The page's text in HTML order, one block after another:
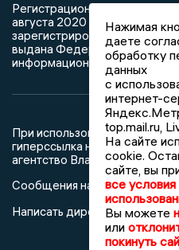
Регистрационный номер:
августа 2020 г. согласно
зарегистрированных
выдана Федеральной
информационных
При использовании любого
гиперссылка на Сетевое
агентство Владимирские
Сообщения на сером фоне
Написать директору в
Нажимая
даете
обработку
данных
с
интернет-
top.mail.ru,
На сайте
cookie.
сайте, вы
все условия
Вы можете
или
покинуть